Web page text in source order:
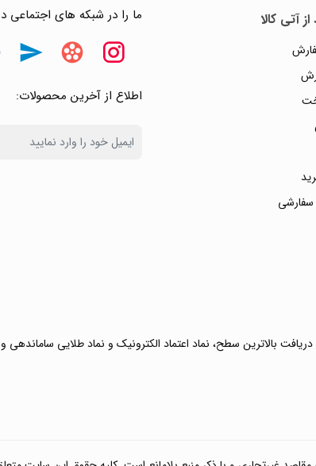
آتی کالا ما را در شبکه های اجتماعی
اطلاع از آخرین محصولات:
بالاترین سطح، نماد اعتماد الکترونیک و نماد طلایی